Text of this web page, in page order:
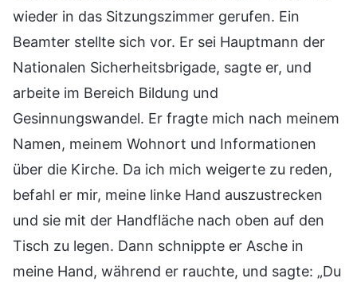
wieder in das Sitzungszimmer gerufen. Ein
Beamter stellte sich vor. Er sei Hauptmann der
Nationalen Sicherheitsbrigade, sagte er, und
arbeite im Bereich Bildung und
Gesinnungswandel. Er fragte mich nach meinem
Namen, meinem Wohnort und Informationen
über die Kirche. Da ich mich weigerte zu reden,
befahl er mir, meine linke Hand auszustrecken
und sie mit der Handfläche nach oben auf den
Tisch zu legen. Dann schnippte er Asche in
meine Hand, während er rauchte, und sagte: „Du